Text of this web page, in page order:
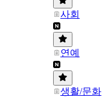
사회
연예
생활/문화